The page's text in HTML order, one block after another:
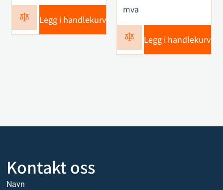
Legg i handlekurv
mva
Legg i handlekurv
Kontakt oss
Navn